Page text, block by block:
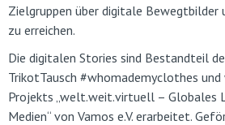
Zielgruppen über digitale Bewegtbilder
zu erreichen.
Die digitalen Stories sind Bestandteil
TrikotTausch #whomademyclothes und
Projekts „welt.weit.virtuell – Globales
Medien“ von Vamos e.V. erarbeitet.